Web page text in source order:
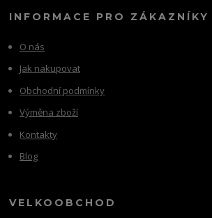
INFORMACE PRO ZÁKAZNÍKY
O nás
Jak nakupovat
Obchodní podmínky
Výměna zboží
Kontakty
Blog
VELKOOBCHOD